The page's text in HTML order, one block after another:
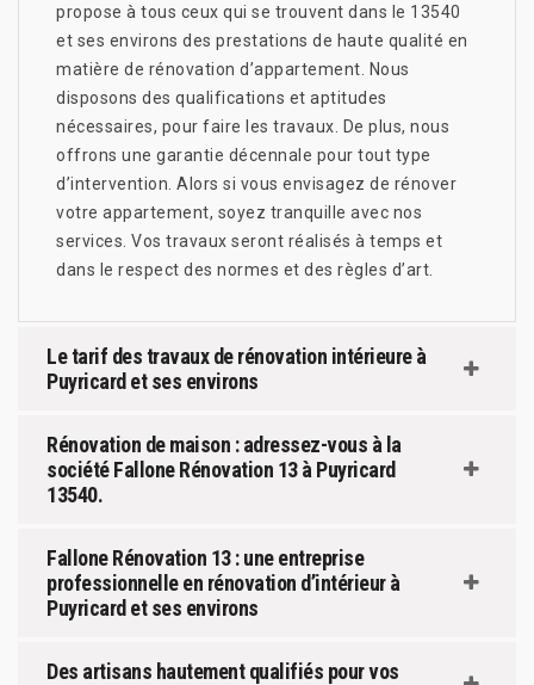
propose à tous ceux qui se trouvent dans le 13540
et ses environs des prestations de haute qualité en
matière de rénovation d’appartement. Nous
disposons des qualifications et aptitudes
nécessaires, pour faire les travaux. De plus, nous
offrons une garantie décennale pour tout type
d’intervention. Alors si vous envisagez de rénover
votre appartement, soyez tranquille avec nos
services. Vos travaux seront réalisés à temps et
dans le respect des normes et des règles d’art.
Le tarif des travaux de rénovation intérieure à
Puyricard et ses environs
Rénovation de maison : adressez-vous à la
société Fallone Rénovation 13 à Puyricard
13540.
Fallone Rénovation 13 : une entreprise
professionnelle en rénovation d’intérieur à
Puyricard et ses environs
Des artisans hautement qualifiés pour vos